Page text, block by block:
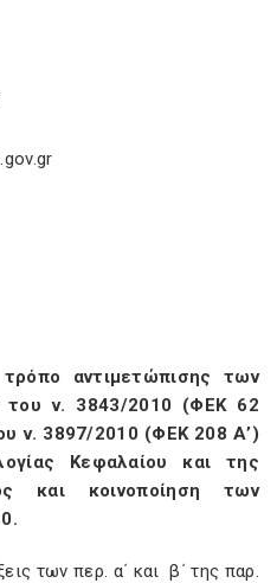
8
αντιμετώπισης των
του ν. 3843/2010 (ΦΕΚ 62
ν. 3897/2010 (ΦΕΚ 208 Α’)
Κεφαλαίου και της
και κοινοποίηση των
των περ. α΄ και β΄ της παρ.